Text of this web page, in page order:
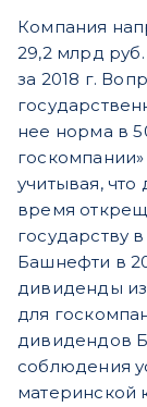
Компания
29,2 млрд
за 2018 г.
нее норма в
учитывая,
время
государству
Башнефти в
дивиденды
для
дивидендов
соблюдения
материнской